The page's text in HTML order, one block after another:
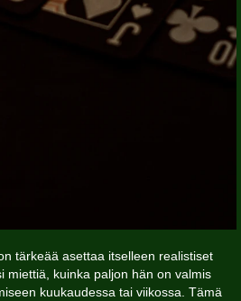
tärkeää asettaa itselleen realistiset
miettiä, kuinka paljon hän on valmis
kuukaudessa tai viikossa. Tämä